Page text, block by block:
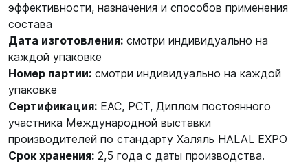
эффективности, назначения и способов применения
состава
Дата изготовления: смотри индивидуально на
каждой упаковке
Номер партии: смотри индивидуально на каждой
упаковке
Сертификация: ЕАС, РСТ, Диплом постоянного
участника Международной выставки
производителей по стандарту Халяль HALAL EXPO
Срок хранения: 2,5 года с даты производства.